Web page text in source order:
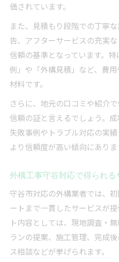
価されています。
また、見積もり段階での丁寧
告、アフターサービスの充実
信頼の基準となっています。
例」や「外構見積」など、費
材料です。
さらに、地元の口コミや紹介
信頼の証と言えるでしょう。
失敗事例やトラブル対応の実績
より信頼度が高い傾向にありま
外構工事守谷対応で得られる
守谷市対応の外構業者では、
ートまで一貫したサービスが
ト内容としては、現地調査・
ランの提案、施工管理、完成
ス相談などが挙げられます。